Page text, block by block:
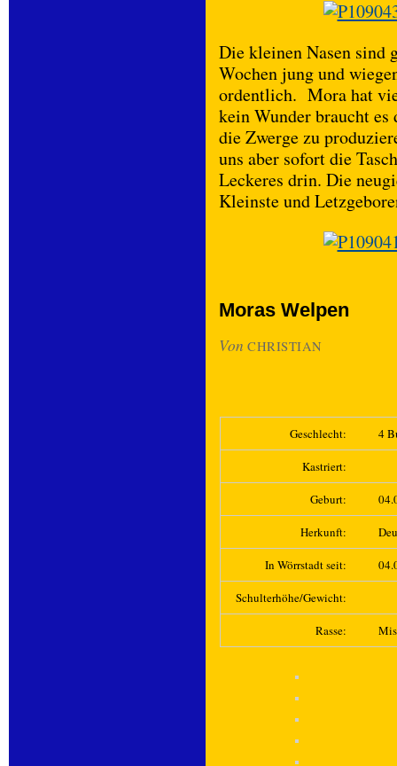
Die kleinen Nasen sind
Wochen jung und
ordentlich. Mora hat
kein Wunder braucht
die Zwerge zu
uns aber sofort die
Leckeres drin. Die
Kleinste und
Moras Welpen
Von CHRISTIAN
Geschlecht: 4
Kastriert:
Geburt:
Herkunft:
In Wörrstadt seit:
Schulterhöhe/Gewicht:
Rasse: